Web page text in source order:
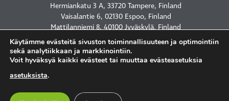
Hermiankatu 3 A, 33720 Tampere, Finland
Vaisalantie 6, 02130 Espoo, Finland
Mattilanniemi 8, 40100 Jyväskylä, Finland
2450 Holcombe Blvd, Houston, TX 77021, USA
Käytämme evästeitä sivuston toiminnallisuuteen ja optimointiin
sekä analytiikkaan ja markkinointiin.
Voit hyväksyä kaikki evästeet tai muuttaa evästeasetuksia
asetuksista.